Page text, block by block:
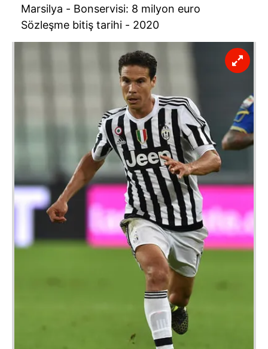
Marsilya - Bonservisi: 8 milyon euro
Sözleşme bitiş tarihi - 2020